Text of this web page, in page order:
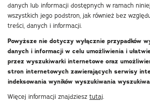
danych lub informacji dostępnych w ramach
wszystkich jego podstron, jak również bez
treści, danych i informacji.
Powyższe nie dotyczy wyłącznie przypadków
danych i informacji w celu umożliwienia i
przez wyszukiwarki internetowe oraz
stron internetowych zawierających serwisy
indeksowania wyników wyszukiwania
Więcej informacji znajdziesz tutaj.